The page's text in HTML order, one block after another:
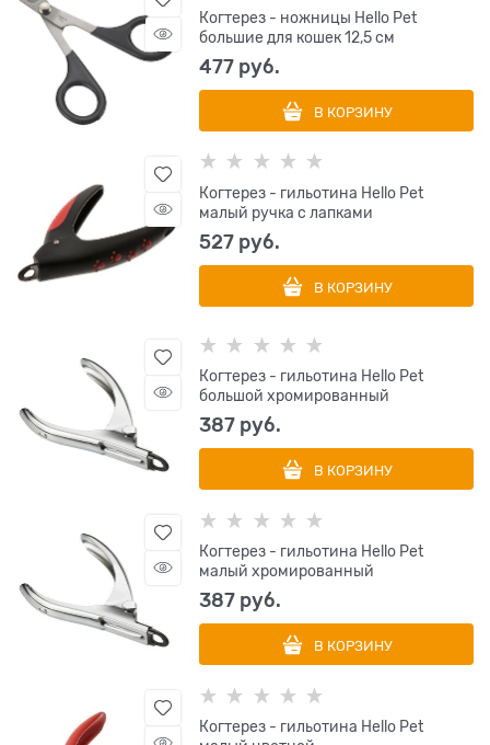
Когтерез - ножницы Hello Pet
большие для кошек 12,5 см
477 руб.
В КОРЗИНУ
Когтерез - гильотина Hello Pet
малый ручка с лапками
527 руб.
В КОРЗИНУ
Когтерез - гильотина Hello Pet
большой хромированный
387 руб.
В КОРЗИНУ
Когтерез - гильотина Hello Pet
малый хромированный
387 руб.
В КОРЗИНУ
Когтерез - гильотина Hello Pet